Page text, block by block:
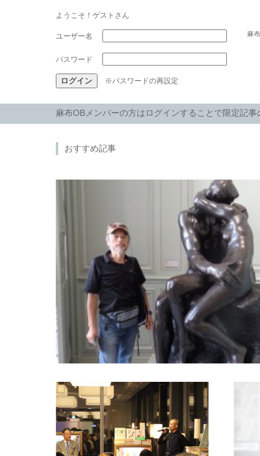
ようこそ！ゲストさん
パスワード
※パスワードの再設定
麻
麻布OBメンバーの方はログインすることで限定記事
おすすめ記事